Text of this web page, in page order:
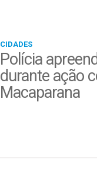
CIDADES
Polícia
durante ação
Macaparana